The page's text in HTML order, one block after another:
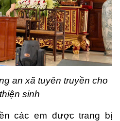
an xã tuyên truyền cho
sinh
các em được trang bị